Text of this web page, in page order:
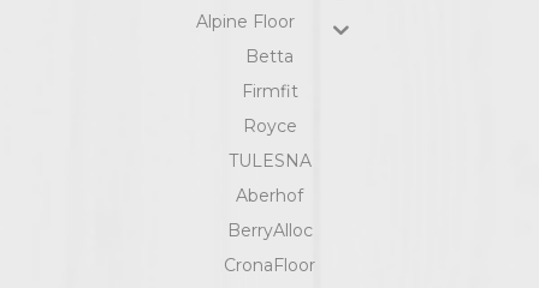
Alpine Floor
Betta
Firmfit
Royce
TULESNA
Aberhof
BerryAlloc
CronaFloor